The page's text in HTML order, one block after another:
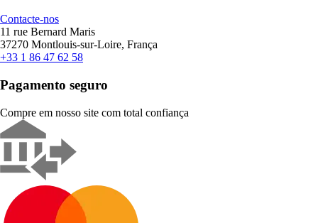
Contacte-nos
11 rue Bernard Maris
37270 Montlouis-sur-Loire, França
+33 1 86 47 62 58
Pagamento seguro
Compre em nosso site com total confiança